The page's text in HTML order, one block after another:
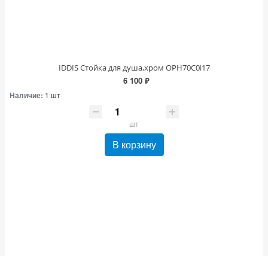
IDDIS Стойка для душа,хром OPH70C0i17
6 100 ₽
Наличие: 1 шт
шт
В корзину